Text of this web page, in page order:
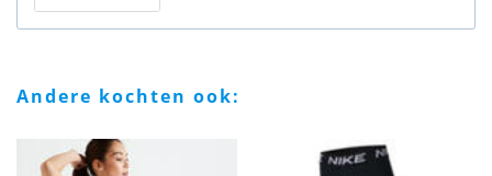
andere kochten ook: